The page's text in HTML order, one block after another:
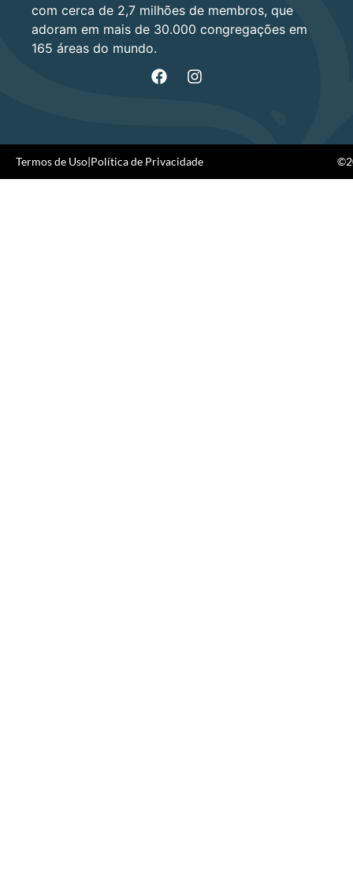
com cerca de 2,7 milhões de membros, que
adoram em mais de 30.000 congregações em
165 áreas do mundo.
Termos de Uso|Política de Privacidade